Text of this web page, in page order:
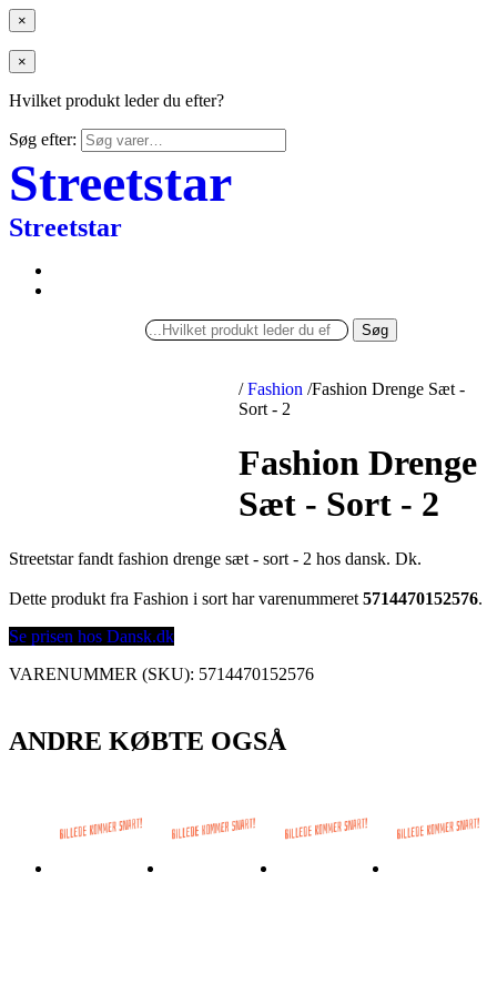
×
×
Hvilket produkt leder du efter?
Søg efter:
Streetstar
Streetstar
Søg
/ Fashion /Fashion Drenge Sæt -
Sort - 2
Fashion Drenge
Sæt - Sort - 2
Streetstar fandt fashion drenge sæt - sort - 2 hos dansk. Dk.
Dette produkt fra Fashion i sort har varenummeret 5714470152576.
Se prisen hos Dansk.dk
VARENUMMER (SKU): 5714470152576
ANDRE KØBTE OGSÅ